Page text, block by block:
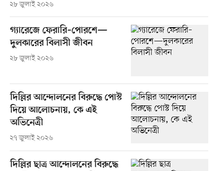
২৮ জুলাই ২০২৬
গ্যারেজে ফেরারি–পোরশে—
দুলকারের বিলাসী জীবন
২৮ জুলাই ২০২৬
দিল্লির আন্দোলনের বিরুদ্ধে পোস্ট
দিয়ে আলোচনায়, কে এই
অভিনেত্রী
২৭ জুলাই ২০২৬
দিল্লির ছাত্র আন্দোলনের বিরুদ্ধে